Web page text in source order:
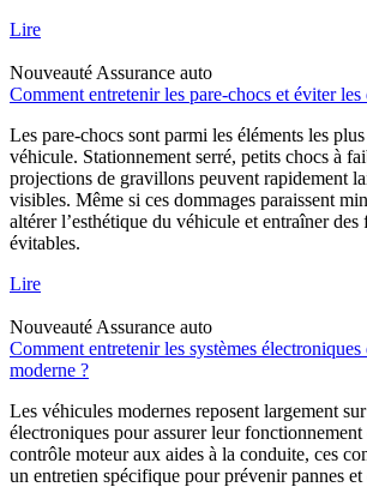
Lire
Nouveauté Assurance auto
Comment entretenir les pare-chocs et éviter
Les pare-chocs sont parmi les éléments les plus
véhicule. Stationnement serré, petits chocs à
projections de gravillons peuvent rapidement
visibles. Même si ces dommages paraissent
altérer l’esthétique du véhicule et entraîner des
évitables.
Lire
Nouveauté Assurance auto
Comment entretenir les systèmes
moderne ?
Les véhicules modernes reposent largement
électroniques pour assurer leur
contrôle moteur aux aides à la conduite, ces
un entretien spécifique pour prévenir pannes